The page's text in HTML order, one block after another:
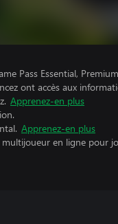
Pass Essential,
ont accès aux
Apprenez-en plus
Apprenez-en plus
en ligne pour